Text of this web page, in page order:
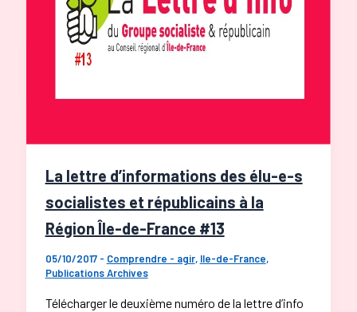
La lettre d’informations des élu-e-s
socialistes et républicains à la
Région Île-de-France #13
05/10/2017 - Comprendre - agir, Ile-de-France,
Publications Archives
Télécharger le deuxième numéro de la lettre d’info